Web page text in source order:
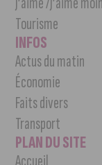
Tourisme
INFOS
Actus du matin
Économie
Faits divers
Transport
PLAN DU SITE